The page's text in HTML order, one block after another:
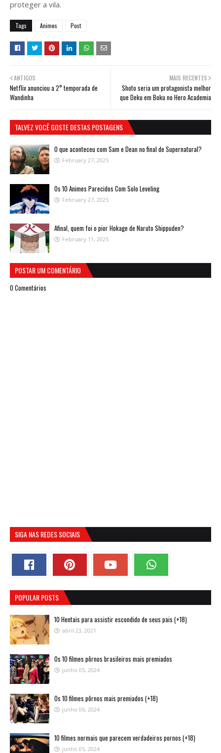
proteger a vila.
Tags Animes Post
MAIS RECENTES
Shoto seria um protagonista melhor
que Deku em Boku no Hero Academia
ANTIGOS
Netflix anunciou a 2° temporada de
Wandinha
TALVEZ VOCÊ GOSTE DESTAS POSTAGENS
O que aconteceu com Sam e Dean no final de Supernatural?
February 27, 2025
Os 10 Animes Parecidos Com Solo Leveling
February 27, 2025
Afinal, quem foi o pior Hokage de Naruto Shippuden?
February 11, 2025
POSTAR UM COMENTÁRIO
0 Comentários
SIGA NAS REDES SOCIAIS
POPULAR POSTS
10 Hentais para assistir escondido de seus pais (+18)
abril 23, 2021
Os 10 filmes pôrnos brasileiros mais premiados
junho 05, 2024
Os 10 filmes pôrnos mais premiados (+18)
junho 06, 2024
10 filmes normais que parecem verdadeiros pornos (+18)
junho 05, 2024